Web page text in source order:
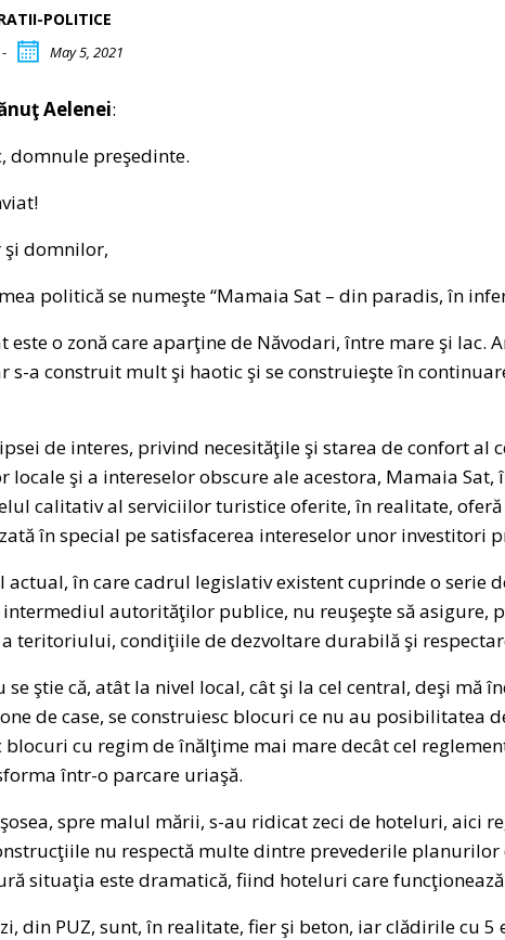
POLITICE
- May 5, 2021
Aelenei:
domnule preşedinte.
şi domnilor,
politică se numeşte “Mamaia Sat – din paradis, în
este o zonă care aparţine de Năvodari, între mare şi lac.
s-a construit mult şi haotic şi se construieşte în
de interes, privind necesităţile şi starea de confort al
şi a intereselor obscure ale acestora, Mamaia Sat,
calitativ al serviciilor turistice oferite, în realitate,
în special pe satisfacerea intereselor unor investitori
actual, în care cadrul legislativ existent cuprinde o serie
autorităţilor publice, nu reuşeşte să asigure,
teritoriului, condiţiile de dezvoltare durabilă şi
se ştie că, atât la nivel local, cât şi la cel central, deşi mă
de case, se construiesc blocuri ce nu au posibilitatea
blocuri cu regim de înălţime mai mare decât cel
într-o parcare uriaşă.
spre malul mării, s-au ridicat zeci de hoteluri, aici
nu respectă multe dintre prevederile
situaţia este dramatică, fiind hoteluri care
din PUZ, sunt, în realitate, fier şi beton, iar clădirile cu